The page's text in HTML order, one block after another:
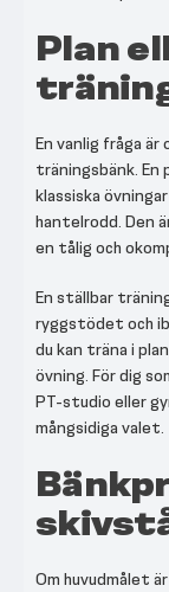
Plan
En vanlig fråga är
träningsbänk. En
klassiska
hantelrodd. Den
en tålig och
En ställbar
ryggstödet och
du kan träna i
övning. För dig
PT-studio eller
mångsidiga valet.
Om huvudmålet